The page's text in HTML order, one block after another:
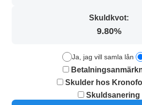
Skuldkvot:
9.80%
Ja, jag vill samla lån
Skulder hos
Skuldsanering